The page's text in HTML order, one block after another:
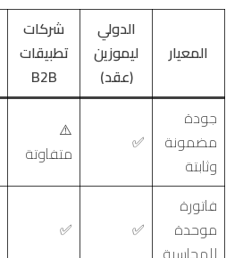
المعيار
الدولي
ليموزين
(عقد)
شركات
تطبيقات
B2B
جودة
مضمونة
وثابتة
✅
⚠️
متفاوتة
فاتورة
موحدة
✅
✅